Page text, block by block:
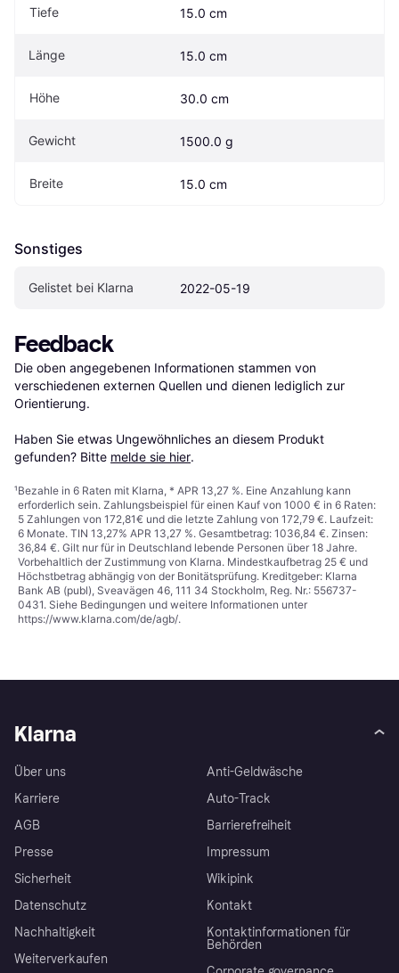
Tiefe 15.0 cm
Länge 15.0 cm
Höhe 30.0 cm
Gewicht 1500.0 g
Breite 15.0 cm
Sonstiges
Gelistet bei Klarna 2022-05-19
Feedback
Die oben angegebenen Informationen stammen von
verschiedenen externen Quellen und dienen lediglich zur
Orientierung.
Haben Sie etwas Ungewöhnliches an diesem Produkt
gefunden? Bitte melde sie hier.
¹Bezahle in 6 Raten mit Klarna, * APR 13,27 %. Eine Anzahlung kann
erforderlich sein. Zahlungsbeispiel für einen Kauf von 1000 € in 6 Raten:
5 Zahlungen von 172,81€ und die letzte Zahlung von 172,79 €. Laufzeit:
6 Monate. TIN 13,27% APR 13,27 %. Gesamtbetrag: 1036,84 €. Zinsen:
36,84 €. Gilt nur für in Deutschland lebende Personen über 18 Jahre.
Vorbehaltlich der Zustimmung von Klarna. Mindestkaufbetrag 25 € und
Höchstbetrag abhängig von der Bonitätsprüfung. Kreditgeber: Klarna
Bank AB (publ), Sveavägen 46, 111 34 Stockholm, Reg. Nr.: 556737-
0431. Siehe Bedingungen und weitere Informationen unter
https://www.klarna.com/de/agb/.
Klarna
Über uns
Karriere
AGB
Presse
Sicherheit
Datenschutz
Nachhaltigkeit
Weiterverkaufen
Anti-Geldwäsche
Auto-Track
Barrierefreiheit
Impressum
Wikipink
Kontakt
Kontaktinformationen für
Behörden